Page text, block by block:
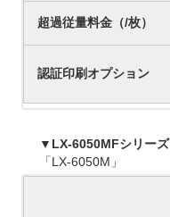
超過従量料金（/枚）
認証印刷オプション
▼LX-6050MFシリーズ
「LX-6050M」